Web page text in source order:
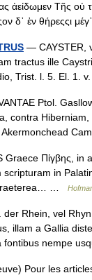
ἀείδωμεν Τῆς
δ᾿ ἐν θήρεςςι
— CAYSTER,
tractus ille
Trist. l. 5. El. 1.
Ptol.
contra
Akermonchead
Πίγβης, in
scripturam in
…
Rhein, vel
illam a Gallia
fontibus nempe
Pour les